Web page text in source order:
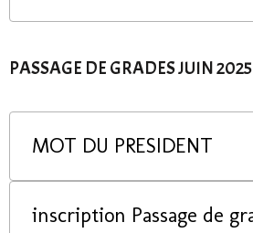
PASSAGE DE GRADES JUIN 2025
MOT DU PRESIDENT